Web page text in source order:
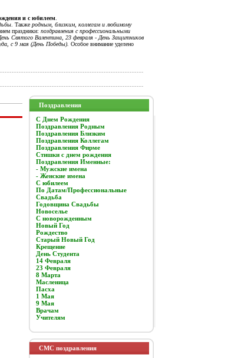
и с юбилеем
. Также родным, близким, коллегам и любимому
праздники: поздравления с профессиональными
Святого Валентина, 23 февраля - День Защитников
с 9 мая (День Победы). Особое внимание уделено
Поздравления
C Днем Рождения
Поздравления Родным
Поздравления Близким
Поздравления Коллегам
Поздравления Фирме
Стишки с днем рождения
Поздравления Именные:
- Мужские имена
- Женские имена
С юбилеем
По Датам/Профессиональные
Свадьба
Годовщина Свадьбы
Новоселье
С новорожденным
Новый Год
Рождество
Старый Новый Год
Крещение
День Студента
14 Февраля
23 Февраля
8 Марта
Масленица
Пасха
1 Мая
9 Мая
Врачам
Учителям
СМС поздравления